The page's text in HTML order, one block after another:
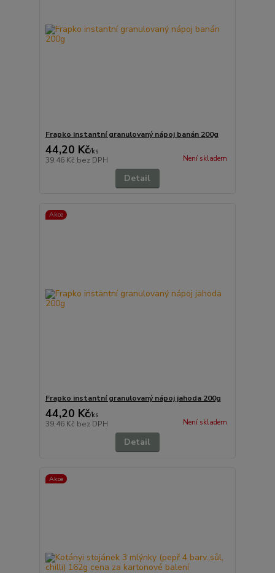
Frapko instantní granulovaný nápoj banán 200g
44,20 Kč/ks
39,46 Kč bez DPH Není skladem
Detail
Akce
Frapko instantní granulovaný nápoj jahoda 200g
44,20 Kč/ks
39,46 Kč bez DPH Není skladem
Detail
Akce